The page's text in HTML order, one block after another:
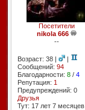
Посетители
nikola 666
--
Возраст: 38 |
|
Сообщений: 94
Благодарности: 8/ 4
Репутация: 1
Предупреждений: 0
Друзья
Тут: 17 лет 7 месяцев